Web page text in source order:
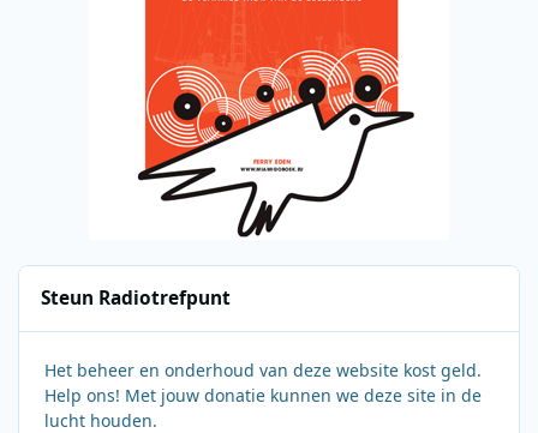
Steun Radiotrefpunt
Het beheer en onderhoud van deze website kost geld.
Help ons! Met jouw donatie kunnen we deze site in de
lucht houden.